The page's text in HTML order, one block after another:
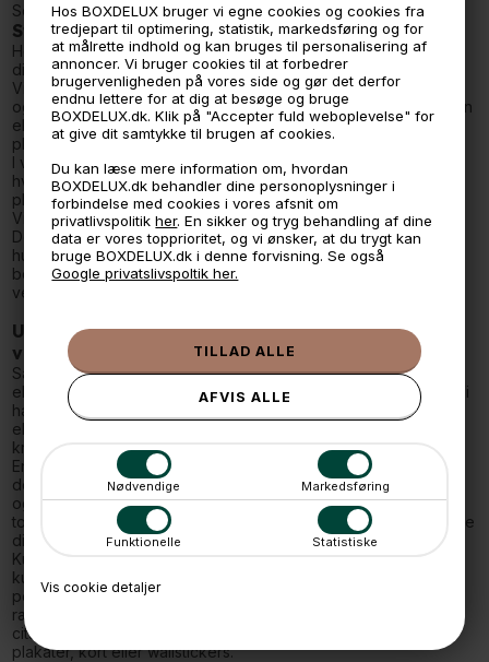
Hos BOXDELUX bruger vi egne cookies og cookies fra
tredjepart til optimering, statistik, markedsføring og for
at målrette indhold og kan bruges til personalisering af
annoncer. Vi bruger cookies til at forbedrer
brugervenligheden på vores side og gør det derfor
endnu lettere for at dig at besøge og bruge
BOXDELUX.dk. Klik på "Accepter fuld weboplevelse" for
at give dit samtykke til brugen af cookies.
Du kan læse mere information om, hvordan
BOXDELUX.dk behandler dine personoplysninger i
forbindelse med cookies i vores afsnit om
privatlivspolitikher. En sikker og tryg behandling af dine
data er vores topprioritet, og vi ønsker, at du trygt kan
bruge BOXDELUX.dk i denne forvisning. Se også
Google privatslivspoltik her.
Nødvendige Markedsføring
Funktionelle Statistiske
Vis cookie detaljer
Se alle vores vægdekorations kategorier her
Stort udvalg af vægdekorationer
Hos os finder du et stort udvalg af vægdekorationer til at gøre
dit hjem personligt og sætte prikken over i’et på din indretning.
Vi har en masse flotte og sjove plakater, kunsttryk, wallstickers
og skilte til dig, der mangler at pifte væggen op med flot design
eller god humor. Vi har også en lang række rammer til vores
plakater i forskellige størrelser og materialer.
I vores sortiment af tavler og tilbehør, så du kan holde styr på
hverdagen eller udfolde dig kreativ. Vi har folie og magnetiske
plader i forskellige farver og materialer.
Vi tilbyder desuden også klassisk og tidsløse husnumre som
Dollerup, Fiskbæk og Viborg . Der alle er en del af vores
husnumre-sortiment. Modellerne fås i tallene 0-9 og
bogstaverne A, B eller C. Husnumrene monteres mod facaden
ved brug af skjulte afstandsstykker.
Underbyg din indretning med vores unikke
vægdekorationer
Savner du lidt personlighed på dine vægge, et ekstra touch
eller ny udsmykning i dit hjem? Så er du kommet til rette sted. Vi
har noget for enhver smag om det er wallstickers med citater
eller den traditionelle plakat med motiv i ramme. Så slip
kreativiteten løs i din indretning med vores unikke produkter.
Enhver væg fortjener at blive dekoreret med flotte eller sjove
dekorationer for at personliggøre din indretning og skaber liv
og hygge i dit hjem. Hvis du synes dit hjem mangler det sidste
touch, så kan pynt på væggene gøre den store forskel i at gøre
dit hjem hyggeligt og charmerende.
Kunst har en stor betydning for et rums udtryk, så gå efter
kunsttryk, plakater, skilte og wallstickers, der afspejler din
personlighed eller du føler er lige dig. Hos os har vi en lang
række vægdekorationer, hvor kan vælge blandt de populære
citatplakater, grafiske illustrationer eller fotokunst i form af
plakater, kort eller wallstickers.